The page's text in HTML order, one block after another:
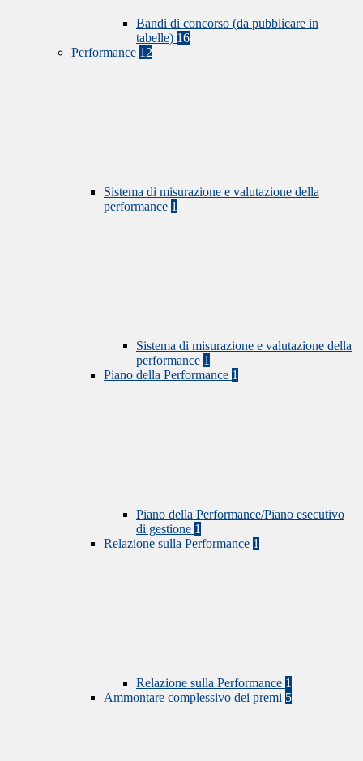
Bandi di concorso (da pubblicare in
tabelle) 16
Performance 12
Sistema di misurazione e valutazione della
performance 1
Sistema di misurazione e valutazione della
performance 1
Piano della Performance 1
Piano della Performance/Piano esecutivo
di gestione 1
Relazione sulla Performance 1
Relazione sulla Performance 1
Ammontare complessivo dei premi 5